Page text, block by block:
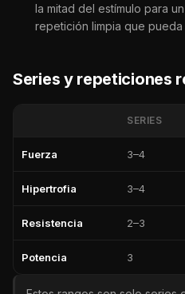
la mitad del estímulo para
repetición limpia que pueda
Series y repeticiones
SERIES
Fuerza 3–4
Hipertrofia 3–4
Resistencia 2–3
Potencia 3